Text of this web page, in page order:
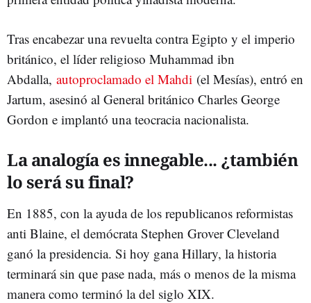
Tras encabezar una revuelta contra Egipto y el imperio
británico, el líder religioso Muhammad ibn
Abdalla, autoproclamado el Mahdi (el Mesías), entró en
Jartum, asesinó al General británico Charles George
Gordon e implantó una teocracia nacionalista.
La analogía es innegable... ¿también
lo será su final?
En 1885, con la ayuda de los republicanos reformistas
anti Blaine, el demócrata Stephen Grover Cleveland
ganó la presidencia. Si hoy gana Hillary, la historia
terminará sin que pase nada, más o menos de la misma
manera como terminó la del siglo XIX.